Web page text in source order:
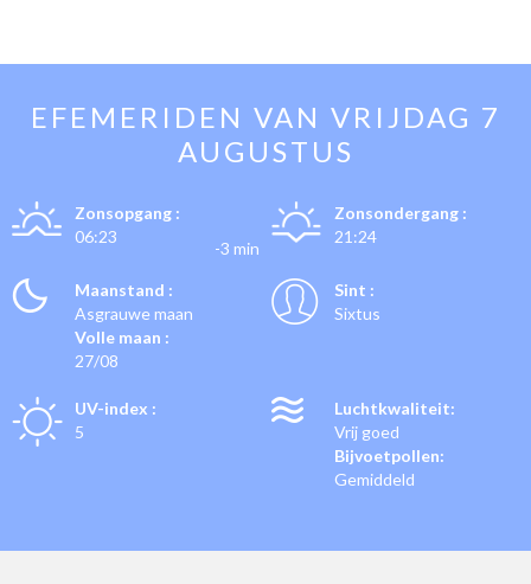
EFEMERIDEN VAN VRIJDAG 7
AUGUSTUS
Zonsopgang :
06:23
-3 min
Zonsondergang :
21:24
Maanstand :
Asgrauwe maan
Volle maan :
27/08
Sint :
Sixtus
UV-index :
5
Luchtkwaliteit:
Vrij goed
Bijvoetpollen:
Gemiddeld